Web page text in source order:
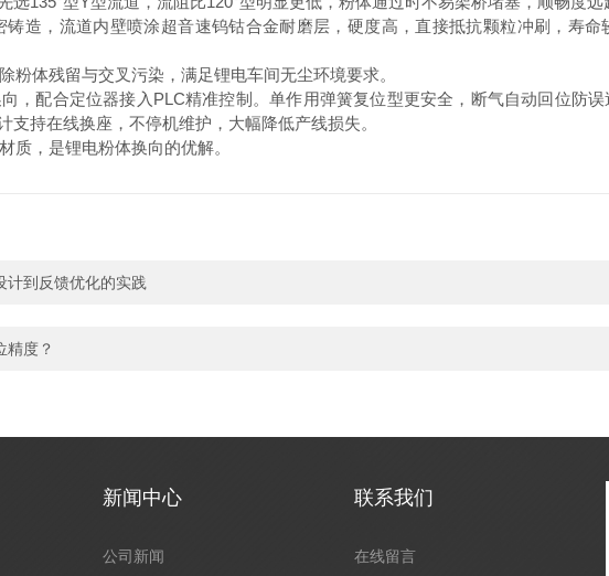
，流道内壁喷涂超音速钨钴合金耐磨层，硬度高，直接抵抗颗粒冲刷，寿命
体残留与交叉污染，满足锂电车间无尘环境要求。
配合定位器接入PLC精准控制。单作用弹簧复位型更安全，断气自动回位防误
持在线换座，不停机维护，大幅降低产线损失。
，是锂电粉体换向的优解。
计到反馈优化的实践
精度？
新闻中心
公司新闻
联系我们
在线留言